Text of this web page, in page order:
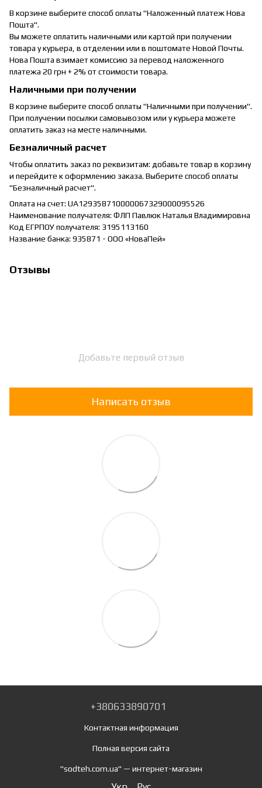
В корзине выберите способ оплаты "Наложенный платеж Нова
Пошта".
Вы можете оплатить наличными или картой при получении
товара у курьера, в отделении или в поштомате Новой Почты.
Нова Пошта взимает комиссию за перевод наложенного
платежа 20 грн + 2% от стоимости товара.
Наличными при получении
В корзине выберите способ оплаты "Наличными при получении".
При получении посылки самовывозом или у курьера можете
оплатить заказ на месте наличными.
Безналичный расчет
Чтобы оплатить заказ по реквизитам: добавьте товар в корзину
и перейдите к оформлению заказа. Выберите способ оплаты
"Безналичный расчет".
Оплата на счет: UA129358710000067329000095526
Наименование получателя: ФЛП Павлюк Наталья Владимировна
Код ЕГРПОУ получателя: 3195113160
Название банка: 935871 - ООО «НоваПей»
Отзывы
Добавьте первый отзыв
Написать отзыв
+380633890701
Контактная информация
Полная версия сайта
"sodteh.com.ua" — интернет-магазин